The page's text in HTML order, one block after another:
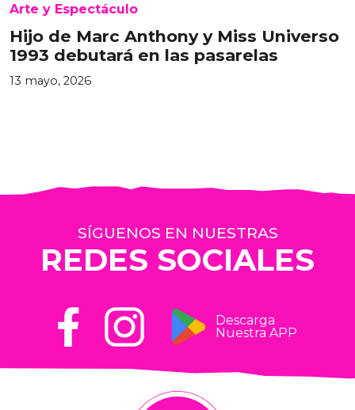
Arte y Espectáculo
Hijo de Marc Anthony y Miss Universo
1993 debutará en las pasarelas
13 mayo, 2026
SÍGUENOS EN NUESTRAS
REDES SOCIALES
Descarga
Nuestra APP